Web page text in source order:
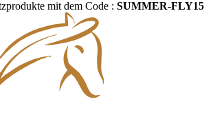
mit dem Code : SUMMER-FLY15